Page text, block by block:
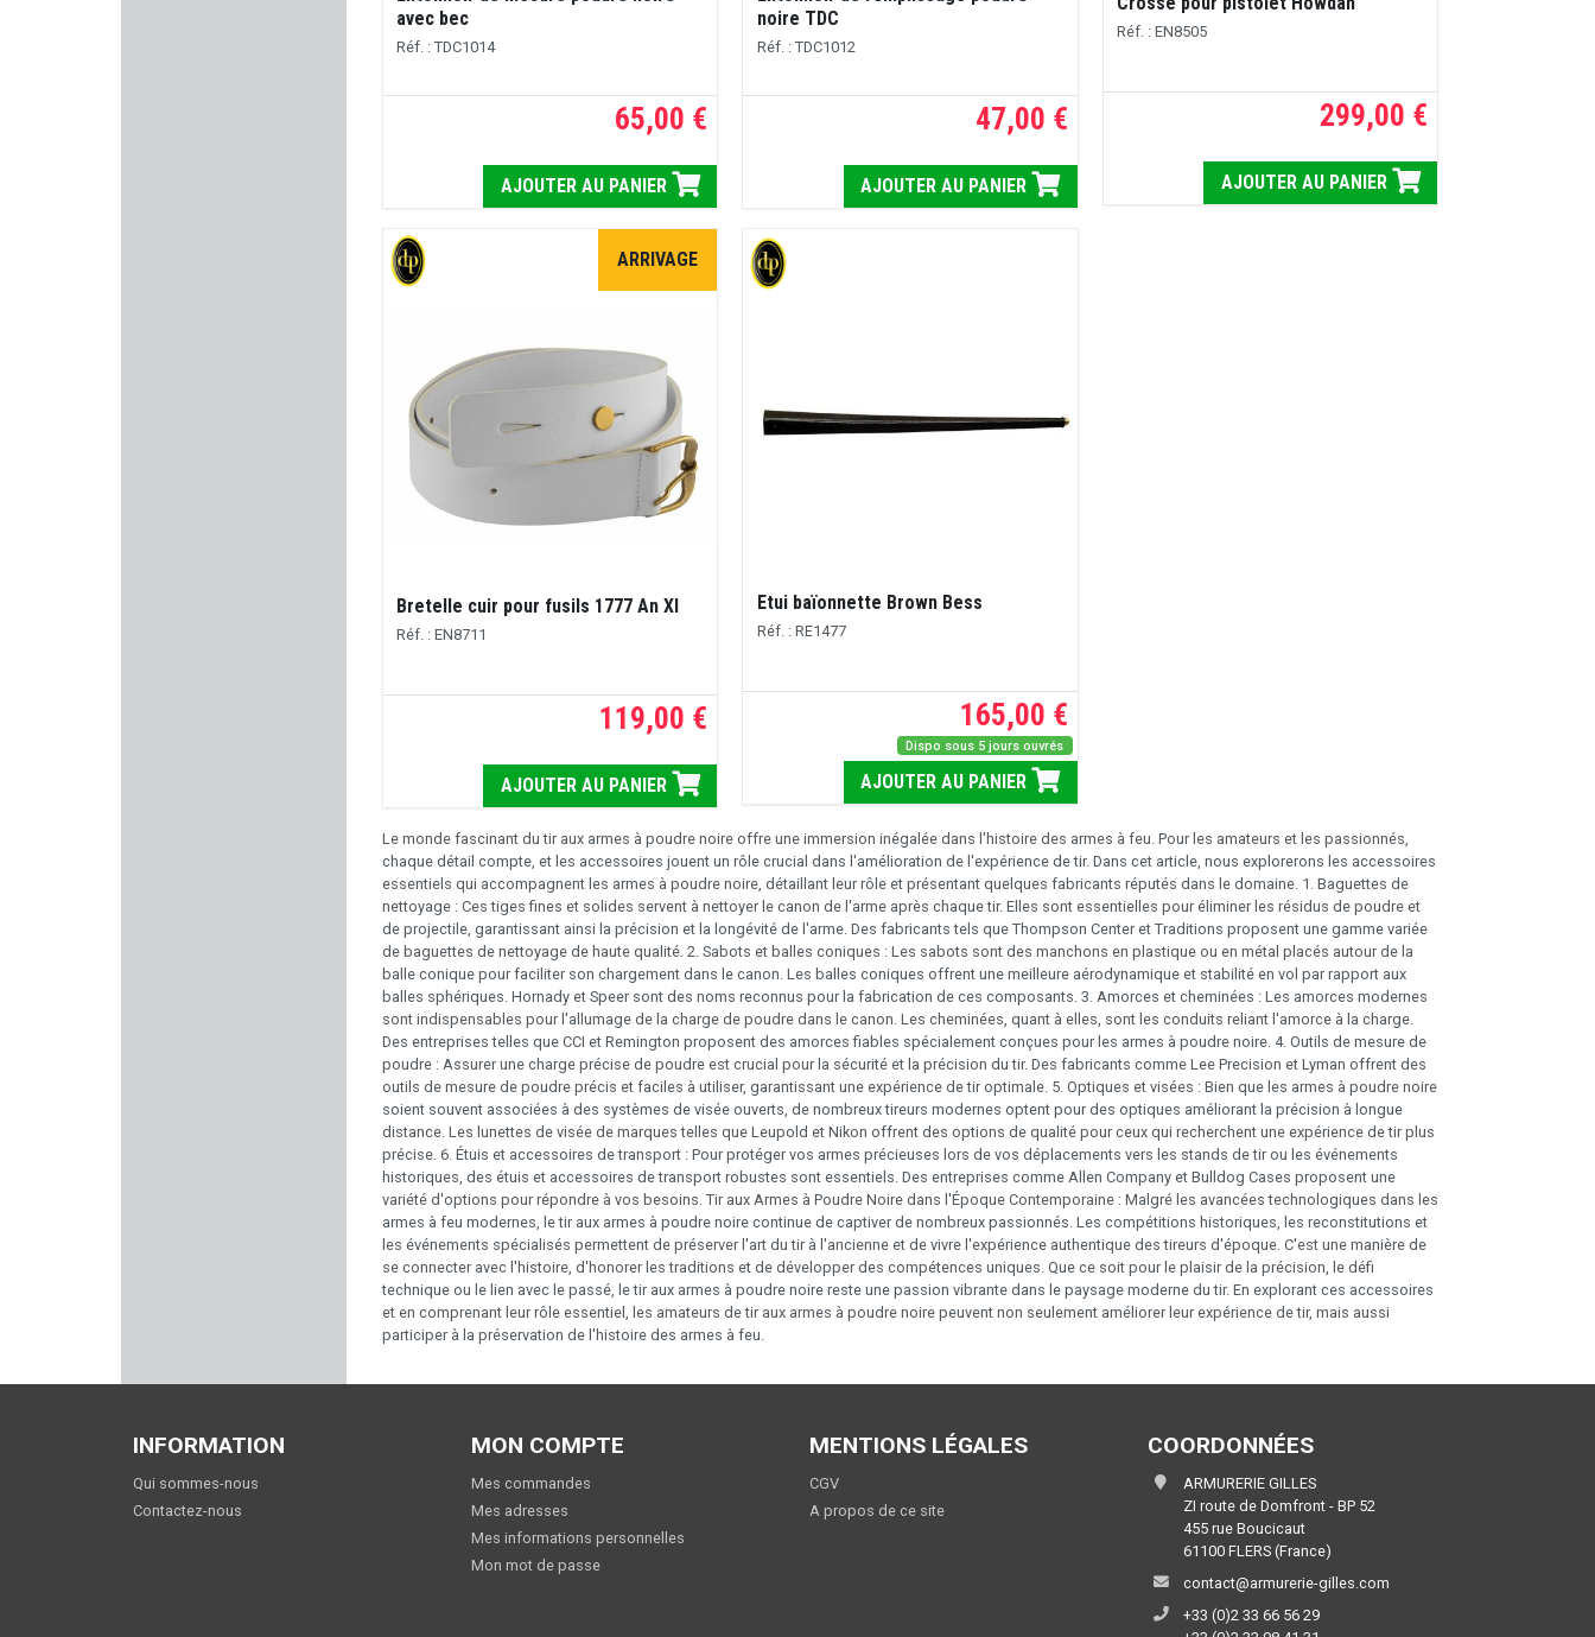
DAVIDE PEDERSOLI & C.
NATURE DE BRENNE
MIROKU
avec bec
Réf. : TDC1014
65,00 €
AJOUTER AU PANIER
noire TDC
Réf. : TDC1012
47,00 €
AJOUTER AU PANIER
Réf. : EN8505
299,00 €
AJOUTER AU PANIER
ARRIVAGE
Bretelle cuir pour fusils 1777 An XI
Réf. : EN8711
119,00 €
AJOUTER AU PANIER
Etui baïonnette Brown Bess
Réf. : RE1477
165,00 €
Dispo sous 5 jours ouvrés
AJOUTER AU PANIER
Le monde fascinant du tir aux armes à poudre noire offre une immersion inégalée dans l'histoire des armes à feu. Pour les amateurs et les passionnés,
chaque détail compte, et les accessoires jouent un rôle crucial dans l'amélioration de l'expérience de tir. Dans cet article, nous explorerons les accessoires
essentiels qui accompagnent les armes à poudre noire, détaillant leur rôle et présentant quelques fabricants réputés dans le domaine. 1. Baguettes de
nettoyage : Ces tiges fines et solides servent à nettoyer le canon de l'arme après chaque tir. Elles sont essentielles pour éliminer les résidus de poudre et
de projectile, garantissant ainsi la précision et la longévité de l'arme. Des fabricants tels que Thompson Center et Traditions proposent une gamme variée
de baguettes de nettoyage de haute qualité. 2. Sabots et balles coniques : Les sabots sont des manchons en plastique ou en métal placés autour de la
balle conique pour faciliter son chargement dans le canon. Les balles coniques offrent une meilleure aérodynamique et stabilité en vol par rapport aux
balles sphériques. Hornady et Speer sont des noms reconnus pour la fabrication de ces composants. 3. Amorces et cheminées : Les amorces modernes
sont indispensables pour l'allumage de la charge de poudre dans le canon. Les cheminées, quant à elles, sont les conduits reliant l'amorce à la charge.
Des entreprises telles que CCI et Remington proposent des amorces fiables spécialement conçues pour les armes à poudre noire. 4. Outils de mesure de
poudre : Assurer une charge précise de poudre est crucial pour la sécurité et la précision du tir. Des fabricants comme Lee Precision et Lyman offrent des
outils de mesure de poudre précis et faciles à utiliser, garantissant une expérience de tir optimale. 5. Optiques et visées : Bien que les armes à poudre noire
soient souvent associées à des systèmes de visée ouverts, de nombreux tireurs modernes optent pour des optiques améliorant la précision à longue
distance. Les lunettes de visée de marques telles que Leupold et Nikon offrent des options de qualité pour ceux qui recherchent une expérience de tir plus
précise. 6. Étuis et accessoires de transport : Pour protéger vos armes précieuses lors de vos déplacements vers les stands de tir ou les événements
historiques, des étuis et accessoires de transport robustes sont essentiels. Des entreprises comme Allen Company et Bulldog Cases proposent une
variété d'options pour répondre à vos besoins. Tir aux Armes à Poudre Noire dans l'Époque Contemporaine : Malgré les avancées technologiques dans les
armes à feu modernes, le tir aux armes à poudre noire continue de captiver de nombreux passionnés. Les compétitions historiques, les reconstitutions et
les événements spécialisés permettent de préserver l'art du tir à l'ancienne et de vivre l'expérience authentique des tireurs d'époque. C'est une manière de
se connecter avec l'histoire, d'honorer les traditions et de développer des compétences uniques. Que ce soit pour le plaisir de la précision, le défi
technique ou le lien avec le passé, le tir aux armes à poudre noire reste une passion vibrante dans le paysage moderne du tir. En explorant ces accessoires
et en comprenant leur rôle essentiel, les amateurs de tir aux armes à poudre noire peuvent non seulement améliorer leur expérience de tir, mais aussi
participer à la préservation de l'histoire des armes à feu.
INFORMATION
Qui sommes-nous
Contactez-nous
MON COMPTE
Mes commandes
Mes adresses
Mes informations personnelles
Mon mot de passe
MENTIONS LÉGALES
CGV
A propos de ce site
COORDONNÉES
ARMURERIE GILLES
ZI route de Domfront - BP 52
455 rue Boucicaut
61100 FLERS (France)
contact@armurerie-gilles.com
+33 (0)2 33 66 56 29